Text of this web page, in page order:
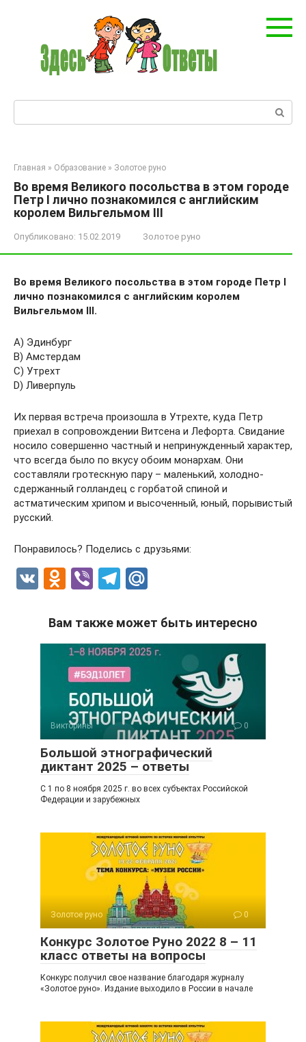
Поиск:
Главная » Образование » Золотое руно
Во время Великого посольства в этом городе
Петр I лично познакомился с английским
королем Вильгельмом III
Опубликовано: 15.02.2019 Золотое руно
Во время Великого посольства в этом городе Петр I
лично познакомился с английским королем
Вильгельмом III.
A) Эдинбург
B) Амстердам
C) Утрехт
D) Ливерпуль
Их первая встреча произошла в Утрехте, куда Петр
приехал в сопровождении Витсена и Лефорта. Свидание
носило совершенно частный и непринужденный характер,
что всегда было по вкусу обоим монархам. Они
составляли гротескную пару – маленький, холодно-
сдержанный голландец с горбатой спиной и
астматическим хрипом и высоченный, юный, порывистый
русский.
Понравилось? Поделись с друзьями:
V
O
n
o
kl
a
ss
ni
ki
Vi
er
T
e
gr
a
m
.R
u
Вам также может быть интересно
Викторины 0
Большой этнографический
диктант 2025 – ответы
С 1 по 8 ноября 2025 г. во всех субъектах Российской
Федерации и зарубежных
Золотое руно 0
Конкурс Золотое Руно 2022 8 – 11
класс ответы на вопросы
Конкурс получил свое название благодаря журналу
«Золотое руно». Издание выходило в России в начале